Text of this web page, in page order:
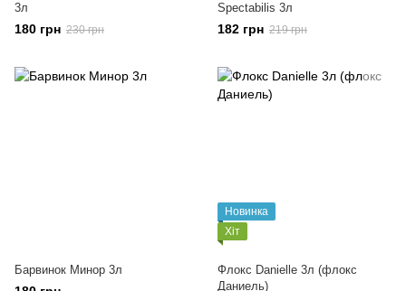
3л
180 грн 230 грн
Spectabilis 3л
182 грн 219 грн
Барвинок Минор 3л
Новинка
Хіт
Флокс Danielle 3л (флокс
Даниель)